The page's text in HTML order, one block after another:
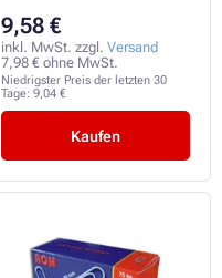
9,58 €
inkl. MwSt. zzgl. Versand
7,98 € ohne MwSt.
Niedrigster Preis der letzten 30
Tage: 9,04 €
Kaufen